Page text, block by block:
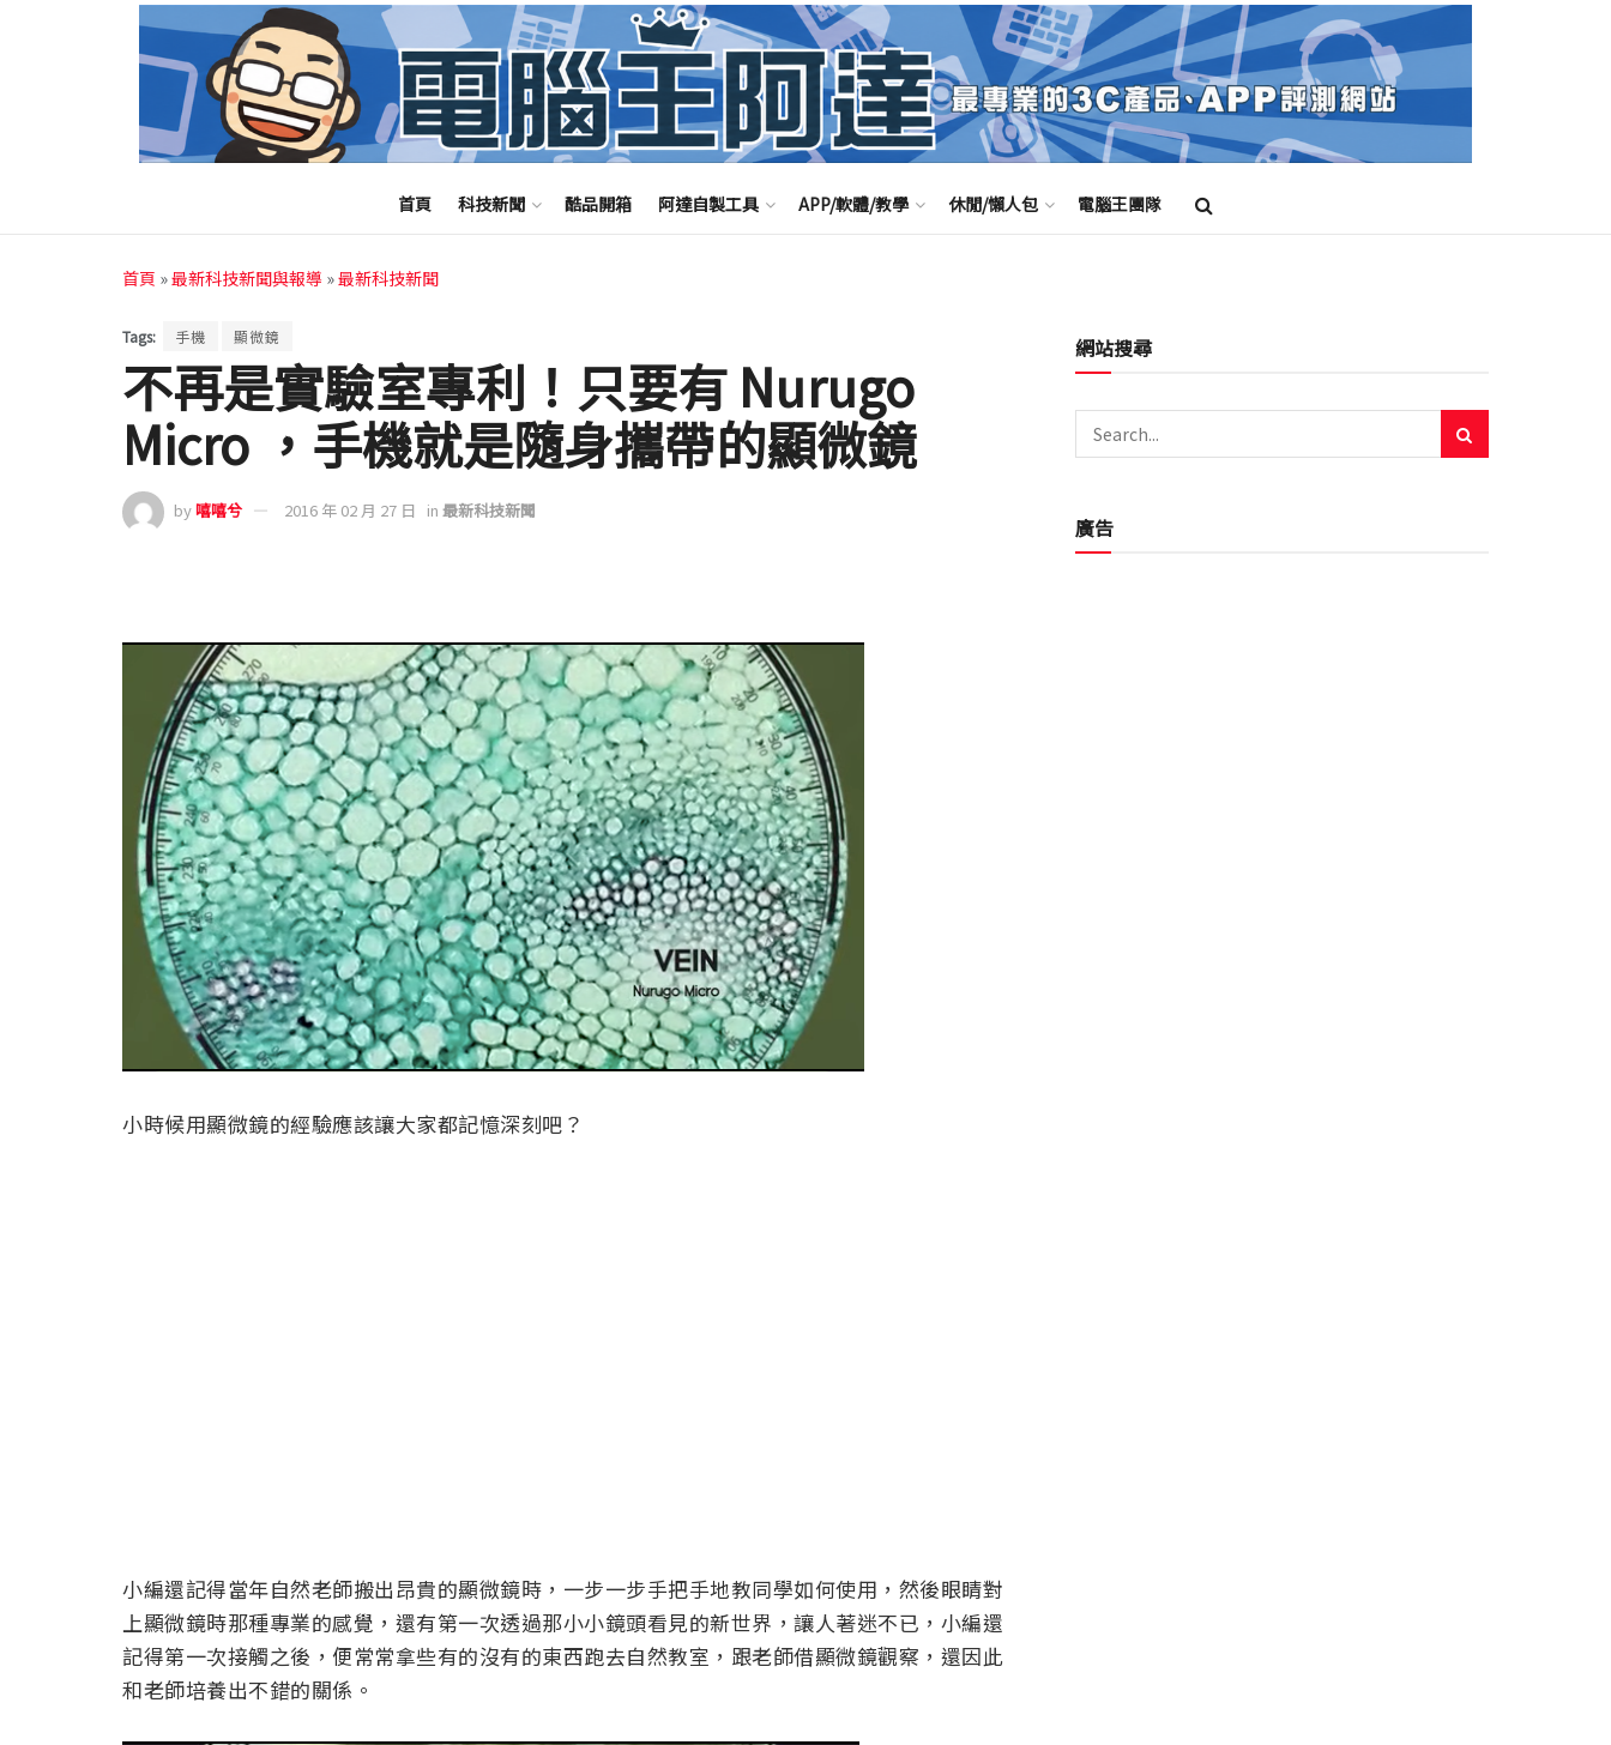
首頁 科技新聞 酷品開箱 阿達自製工具 APP/軟體/教學 休閒/懶人包 電腦王團隊
首頁 »最新科技新聞與報導 »最新科技新聞
Tags: 手機 顯微鏡
不再是實驗室專利！只要有 Nurugo
Micro ，手機就是隨身攜帶的顯微鏡
by嘻嘻兮 2016 年 02 月 27 日 in 最新科技新聞
小時候用顯微鏡的經驗應該讓大家都記憶深刻吧？
小編還記得當年自然老師搬出昂貴的顯微鏡時，一步一步手把手地教同學如何使用，然後眼睛對
上顯微鏡時那種專業的感覺，還有第一次透過那小小鏡頭看見的新世界，讓人著迷不已，小編還
記得第一次接觸之後，便常常拿些有的沒有的東西跑去自然教室，跟老師借顯微鏡觀察，還因此
和老師培養出不錯的關係。
網站搜尋
廣告